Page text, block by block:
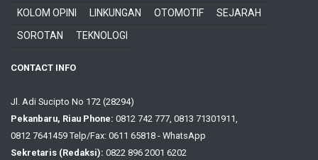
KOLOM OPINI
LINKUNGAN OTOMOTIF
SEJARAH
SOROTAN
TEKNOLOGI
CONTACT INFO
Jl. Adi Sucipto No 172 (28294)
Pekanbaru, Riau Phone: 0812 742 777, 0813 71301911,
0812 7641459 Telp/Fax: 0611 65818 - WhatsApp
Sekretaris (Redaksi): 0822 896 2001 6202